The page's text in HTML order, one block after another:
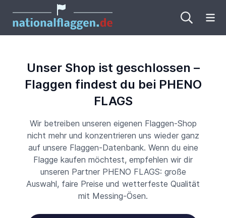
Unser Shop ist geschlossen –
Flaggen findest du bei PHENO
FLAGS
Wir betreiben unseren eigenen Flaggen-Shop
nicht mehr und konzentrieren uns wieder ganz
auf unsere Flaggen-Datenbank. Wenn du eine
Flagge kaufen möchtest, empfehlen wir dir
unseren Partner PHENO FLAGS: große
Auswahl, faire Preise und wetterfeste Qualität
mit Messing-Ösen.